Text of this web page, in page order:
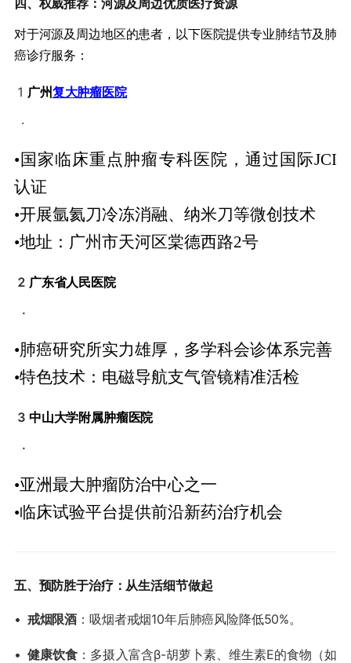
​四、权威推荐：河源及周边优质医疗资源​
对于河源及周边地区的患者，以下医院提供专业肺结节及肺
癌诊疗服务：
1
.
​广州复大肿瘤医院
•国家临床重点肿瘤专科医院，通过国际JCI
认证
•开展氩氦刀冷冻消融、纳米刀等微创技术
•地址：广州市天河区棠德西路2号
2
.
​广东省人民医院
•肺癌研究所实力雄厚，多学科会诊体系完善
•特色技术：电磁导航支气管镜精准活检
3
.
​中山大学附属肿瘤医院​
•亚洲最大肿瘤防治中心之一
•临床试验平台提供前沿新药治疗机会
​五、预防胜于治疗：从生活细节做起​
• ​戒烟限酒​ ​：吸烟者戒烟10年后肺癌风险降低50%。
• ​健康饮食​ ​：多摄入富含β-胡萝卜素、维生素E的食物（如